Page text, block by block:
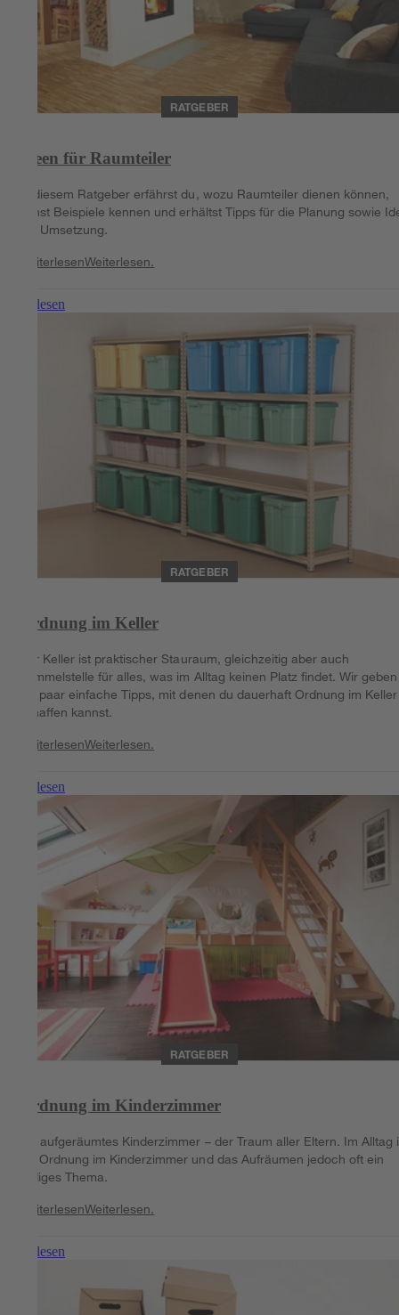
RATGEBER
Ideen für Raumteiler
In diesem Ratgeber erfährst du, wozu Raumteiler dienen können,
lernst Beispiele kennen und erhältst Tipps für die Planung sowie
zur Umsetzung.
WeiterlesenWeiterlesen.
Weiterlesen
RATGEBER
Ordnung im Keller
Der Keller ist praktischer Stauraum, gleichzeitig aber auch
Sammelstelle für alles, was im Alltag keinen Platz findet. Wir
ein paar einfache Tipps, mit denen du dauerhaft Ordnung im Keller
schaffen kannst.
WeiterlesenWeiterlesen.
Weiterlesen
RATGEBER
Ordnung im Kinderzimmer
Ein aufgeräumtes Kinderzimmer – der Traum aller Eltern. Im Alltag
die Ordnung im Kinderzimmer und das Aufräumen jedoch oft ein
leidiges Thema.
WeiterlesenWeiterlesen.
Weiterlesen